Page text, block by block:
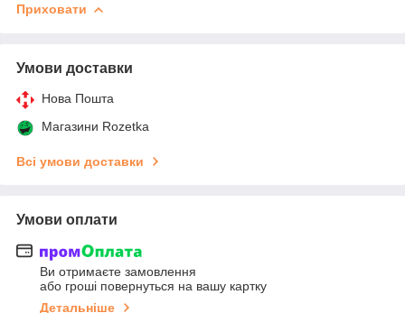
Приховати
Умови доставки
Нова Пошта
Магазини Rozetka
Всі умови доставки
Умови оплати
Ви отримаєте замовлення
або гроші повернуться на вашу картку
Детальніше